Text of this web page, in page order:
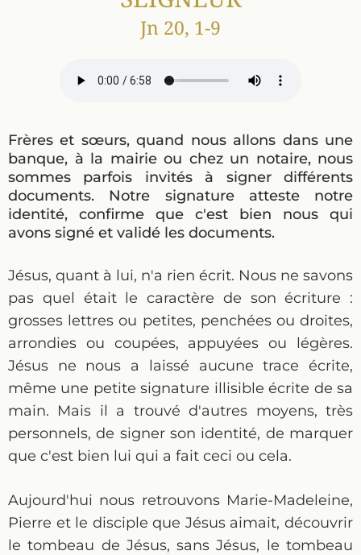
Jn 20, 1-9
Frères et sœurs, quand nous allons dans une
banque, à la mairie ou chez un notaire, nous
sommes parfois invités à signer différents
documents. Notre signature atteste notre
identité, confirme que c'est bien nous qui
avons signé et validé les documents.
Jésus, quant à lui, n'a rien écrit. Nous ne savons
pas quel était le caractère de son écriture :
grosses lettres ou petites, penchées ou droites,
arrondies ou coupées, appuyées ou légères.
Jésus ne nous a laissé aucune trace écrite,
même une petite signature illisible écrite de sa
main. Mais il a trouvé d'autres moyens, très
personnels, de signer son identité, de marquer
que c'est bien lui qui a fait ceci ou cela.
Aujourd'hui nous retrouvons Marie-Madeleine,
Pierre et le disciple que Jésus aimait, découvrir
le tombeau de Jésus, sans Jésus, le tombeau